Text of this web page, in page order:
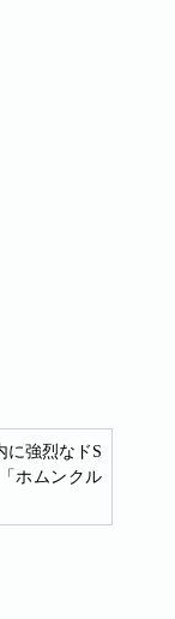
に強烈なドS
ホムンクル